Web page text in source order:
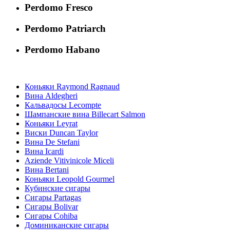
Perdomo Fresco
Perdomo Patriarch
Perdomo Habano
Коньяки Raymond Ragnaud
Вина Aldegheri
Кальвадосы Lecompte
Шампанские вина Billecart Salmon
Коньяки Leyrat
Виски Duncan Taylor
Вина De Stefani
Вина Icardi
Aziende Vitivinicole Miceli
Вина Bertani
Коньяки Leopold Gourmel
Кубинские сигары
Сигары Partagas
Сигары Bolivar
Сигары Cohiba
Доминиканские сигары